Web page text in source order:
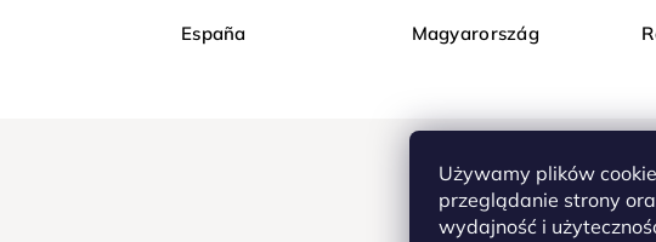
Używamy plików
przeglądanie strony
wydajność i
España Magyarország